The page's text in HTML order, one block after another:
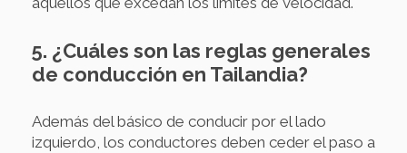
5. ¿Cuáles son las reglas generales
de conducción en Tailandia?
Además del básico de conducir por el lado
izquierdo, los conductores deben ceder el paso a